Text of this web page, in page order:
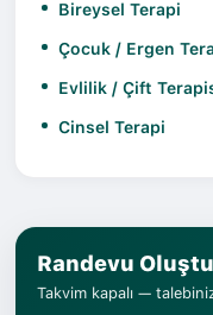
Bireysel Terapi
Çocuk / Ergen
Evlilik / Çift
Cinsel Terapi
Randevu
Takvim kapalı —